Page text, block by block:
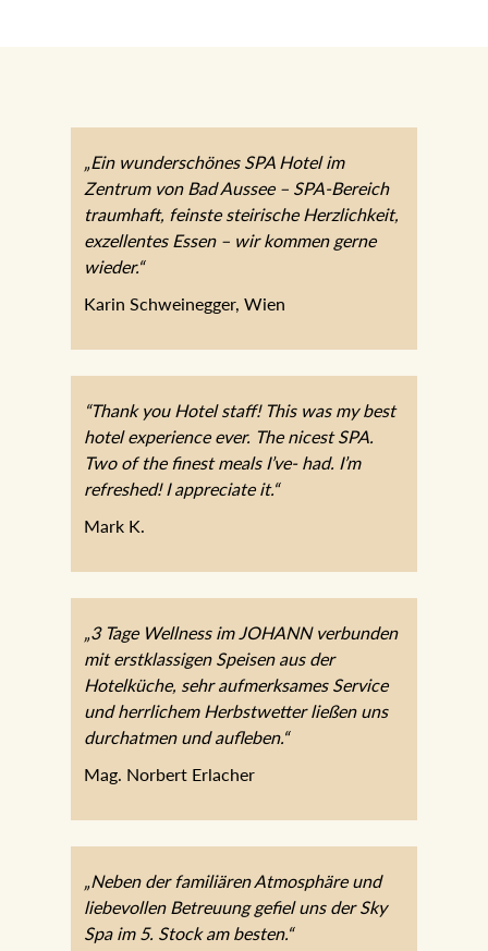
„Ein wunderschönes SPA Hotel im
Zentrum von Bad Aussee – SPA-Bereich
traumhaft, feinste steirische Herzlichkeit,
exzellentes Essen – wir kommen gerne
“Thank you Hotel staff! This was my best
hotel experience ever. The nicest SPA.
Two of the finest meals I’ve- had. I’m
„3 Tage Wellness im JOHANN
verbunden mit erstklassigen Speisen aus
der Hotelküche, sehr aufmerksames
Service und herrlichem Herbstwetter
ließen uns durchatmen und aufleben.“
„Neben der familiären Atmosphäre und
liebevollen Betreuung gefiel uns der Sky